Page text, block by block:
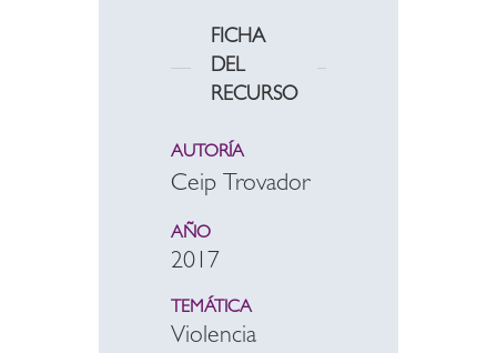
FICHA
DEL
RECURSO
AUTORÍA
Ceip Trovador
AÑO
2017
TEMÁTICA
Violencia